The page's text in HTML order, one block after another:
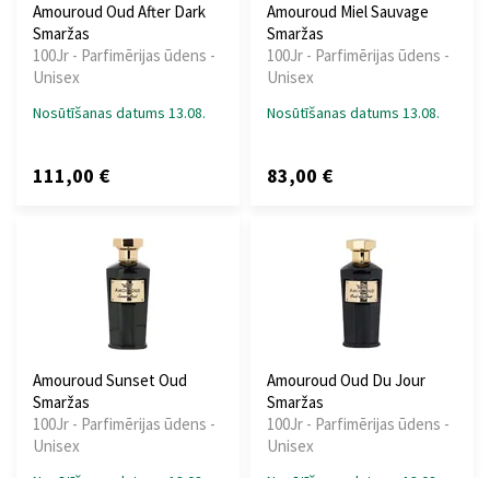
Amouroud Oud After Dark
Smaržas
100Jr - Parfimērijas ūdens -
Unisex
Nosūtīšanas datums 13.08.
111,00 €
Amouroud Miel Sauvage
Smaržas
100Jr - Parfimērijas ūdens -
Unisex
Nosūtīšanas datums 13.08.
83,00 €
Amouroud Sunset Oud
Smaržas
100Jr - Parfimērijas ūdens -
Unisex
Amouroud Oud Du Jour
Smaržas
100Jr - Parfimērijas ūdens -
Unisex